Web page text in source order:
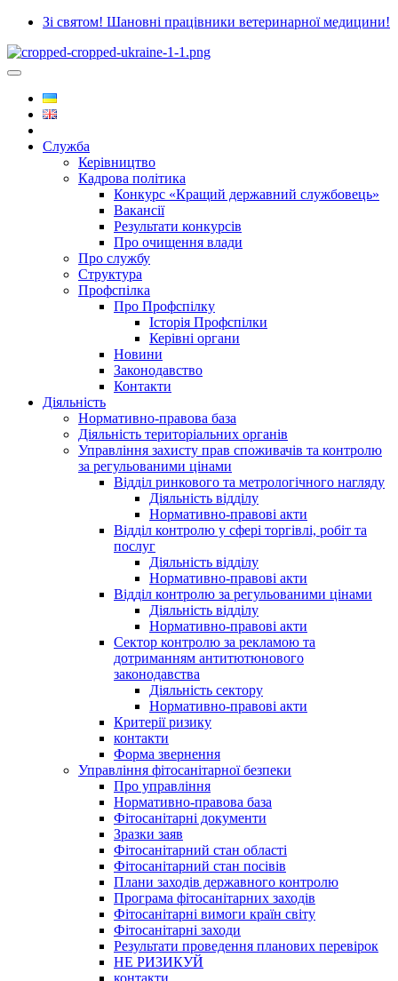
Зі святом! Шановні працівники ветеринарної медицини!
Служба
Керівництво
Кадрова політика
Конкурс «Кращий державний службовець»
Вакансії
Результати конкурсів
Про очищення влади
Про службу
Структура
Профспілка
Про Профспілку
Історія Профспілки
Керівні органи
Новини
Законодавство
Контакти
Діяльність
Нормативно-правова база
Діяльність територіальних органів
Управління захисту прав споживачів та контролю
за регульованими цінами
Відділ ринкового та метрологічного нагляду
Діяльність відділу
Нормативно-правові акти
Відділ контролю у сфері торгівлі, робіт та
послуг
Діяльність відділу
Нормативно-правові акти
Відділ контролю за регульованими цінами
Діяльність відділу
Нормативно-правові акти
Сектор контролю за рекламою та
дотриманням антитютюнового
законодавства
Діяльність сектору
Нормативно-правові акти
Критерії ризику
контакти
Форма звернення
Управління фітосанітарної безпеки
Про управління
Нормативно-правова база
Фітосанітарні документи
Зразки заяв
Фітосанітарний стан області
Фітосанітарний стан посівів
Плани заходів державного контролю
Програма фітосанітарних заходів
Фітосанітарні вимоги країн світу
Фітосанітарні заходи
Результати проведення планових перевірок
НЕ РИЗИКУЙ
контакти